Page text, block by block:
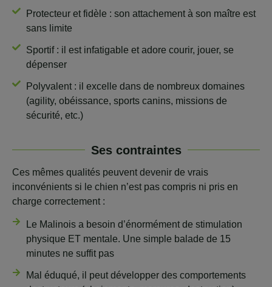
Protecteur et fidèle : son attachement à son maître est
sans limite
Sportif : il est infatigable et adore courir, jouer, se
dépenser
Polyvalent : il excelle dans de nombreux domaines
(agility, obéissance, sports canins, missions de
sécurité, etc.)
Ses contraintes
Ces mêmes qualités peuvent devenir de vrais
inconvénients si le chien n’est pas compris ni pris en
charge correctement :
Le Malinois a besoin d’énormément de stimulation
physique ET mentale. Une simple balade de 15
minutes ne suffit pas
Mal éduqué, il peut développer des comportements